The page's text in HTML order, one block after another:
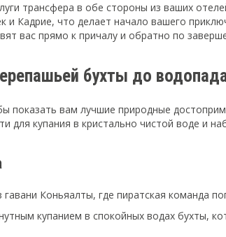
трансфера в обе стороны из ваших
и Кадрие, что делает начало вашего
вас прямо к причалу и обратно по
бухты до
показать вам лучшие природные
для купания в кристально чистой воде и
Коньяалты, где пиратская команда
купанием в спокойных водах бухты,